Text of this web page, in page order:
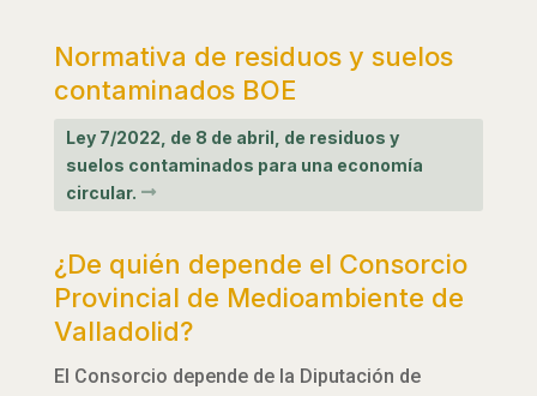
Normativa de residuos y suelos
contaminados BOE
Ley 7/2022, de 8 de abril, de residuos y
suelos contaminados para una economía
circular.
¿De quién depende el Consorcio
Provincial de Medioambiente de
Valladolid?
El Consorcio depende de la Diputación de